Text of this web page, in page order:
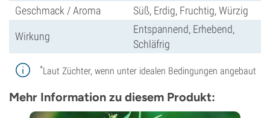
Geschmack / Aroma
Süß, Erdig, Fruchtig, Würzig
Wirkung
Entspannend, Erhebend,
Schläfrig
*Laut Züchter, wenn unter idealen Bedingungen angebaut
Mehr Information zu diesem Produkt: